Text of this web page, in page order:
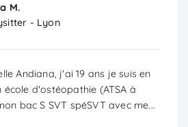
M.
- Lyon
Andiana, j'ai 19 ans je suis en
école d'ostéopathie (ATSA à
bac S SVT spéSVT avec me...